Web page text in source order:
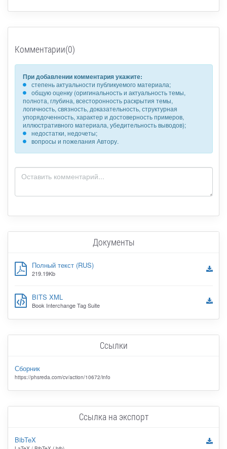
Комментарии(0)
При добавлении комментария укажите:
степень актуальности публикуемого материала;
общую оценку (оригинальность и актуальность темы,
полнота, глубина, всесторонность раскрытия темы,
логичность, связность, доказательность, структурная
упорядоченность, характер и достоверность примеров,
иллюстративного материала, убедительность выводов);
недостатки, недочеты;
вопросы и пожелания Автору.
Документы
Полный текст (RUS)
219.19Kb
BITS XML
Book Interchange Tag Suite
Ссылки
Сборник
https://phsreda.com/cv/action/10672/info
Ссылка на экспорт
BibTeX